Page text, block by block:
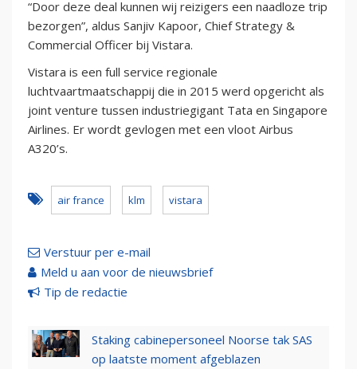
“Door deze deal kunnen wij reizigers een naadloze trip
bezorgen”, aldus Sanjiv Kapoor, Chief Strategy &
Commercial Officer bij Vistara.
Vistara is een full service regionale
luchtvaartmaatschappij die in 2015 werd opgericht als
joint venture tussen industriegigant Tata en Singapore
Airlines. Er wordt gevlogen met een vloot Airbus
A320’s.
air france klm vistara
Verstuur per e-mail
Meld u aan voor de nieuwsbrief
Tip de redactie
Staking cabinepersoneel Noorse tak SAS
op laatste moment afgeblazen